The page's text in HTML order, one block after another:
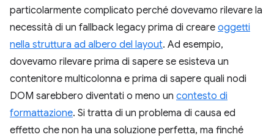
particolarmente complicato perché dovevamo rilevare la
necessità di un fallback legacy prima di creare oggetti
nella struttura ad albero del layout. Ad esempio,
dovevamo rilevare prima di sapere se esisteva un
contenitore multicolonna e prima di sapere quali nodi
DOM sarebbero diventati o meno un contesto di
formattazione. Si tratta di un problema di causa ed
effetto che non ha una soluzione perfetta, ma finché